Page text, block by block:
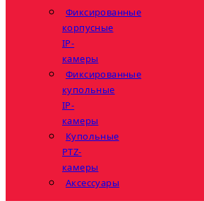
Фиксированные
корпусные
IP-
камеры
Фиксированные
купольные
IP-
камеры
Купольные
PTZ-
камеры
Аксессуары